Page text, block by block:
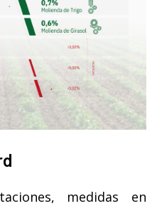
medidas en